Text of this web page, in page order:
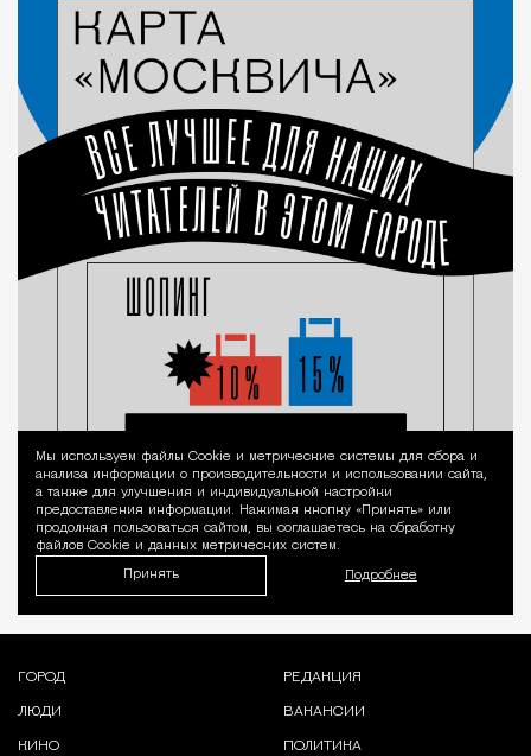
Уведомление
Мы используем файлы Сookie и метрические системы для сбора и
анализа информации о производительности и использовании сайта,
а также для улучшения и индивидуальной настройки
предоставления информации. Нажимая кнопку «Принять» или
продолжая пользоваться сайтом, вы соглашаетесь на обработку
файлов Cookie и данных метрических систем.
Принять Подробнее
ГОРОД
ЛЮДИ
КИНО
РЕДАКЦИЯ
ВАКАНСИИ
ПОЛИТИКА